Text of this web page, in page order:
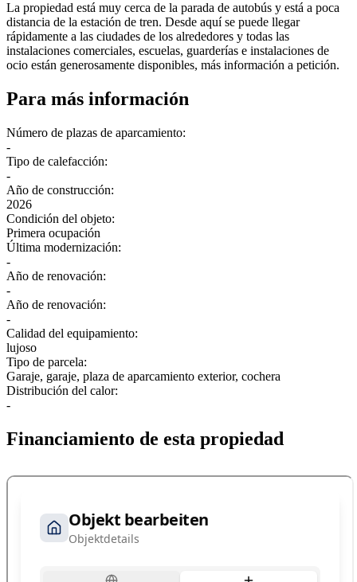
La propiedad está muy cerca de la parada de autobús y está a poca
distancia de la estación de tren. Desde aquí se puede llegar
rápidamente a las ciudades de los alrededores y todas las
instalaciones comerciales, escuelas, guarderías e instalaciones de
ocio están generosamente disponibles, más información a petición.
Para más información
Número de plazas de aparcamiento:
-
Tipo de calefacción:
-
Año de construcción:
2026
Condición del objeto:
Primera ocupación
Última modernización:
-
Año de renovación:
-
Año de renovación:
-
Calidad del equipamiento:
lujoso
Tipo de parcela:
Garaje, garaje, plaza de aparcamiento exterior, cochera
Distribución del calor:
-
Financiamiento de esta propiedad